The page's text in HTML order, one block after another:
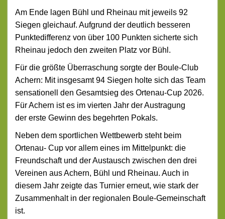
Am Ende lagen Bühl und Rheinau mit jeweils 92
Siegen gleichauf. Aufgrund der deutlich besseren
Punktedifferenz von über 100 Punkten sicherte sich
Rheinau jedoch den zweiten Platz vor Bühl.
Für die größte Überraschung sorgte der Boule-Club
Achern: Mit insgesamt 94 Siegen holte sich das Team
sensationell den Gesamtsieg des Ortenau-Cup 2026.
Für Achern ist es im vierten Jahr der Austragung
der erste Gewinn des begehrten Pokals.
Neben dem sportlichen Wettbewerb steht beim
Ortenau- Cup vor allem eines im Mittelpunkt: die
Freundschaft und der Austausch zwischen den drei
Vereinen aus Achern, Bühl und Rheinau. Auch in
diesem Jahr zeigte das Turnier erneut, wie stark der
Zusammenhalt in der regionalen Boule-Gemeinschaft
ist.